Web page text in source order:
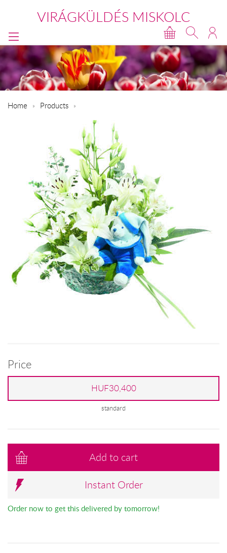
VIRÁGKÜLDÉS MISKOLC
Home Products
Price
HUF30,400
standard
Add to cart
Instant Order
Order now to get this delivered by tomorrow!